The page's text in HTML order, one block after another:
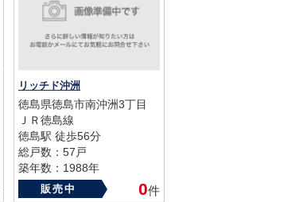
リッチド沖洲
徳島県徳島市南沖洲3丁目
ＪＲ徳島線
徳島駅 徒歩56分
総戸数：57戸
築年数：1988年
販売中 0件